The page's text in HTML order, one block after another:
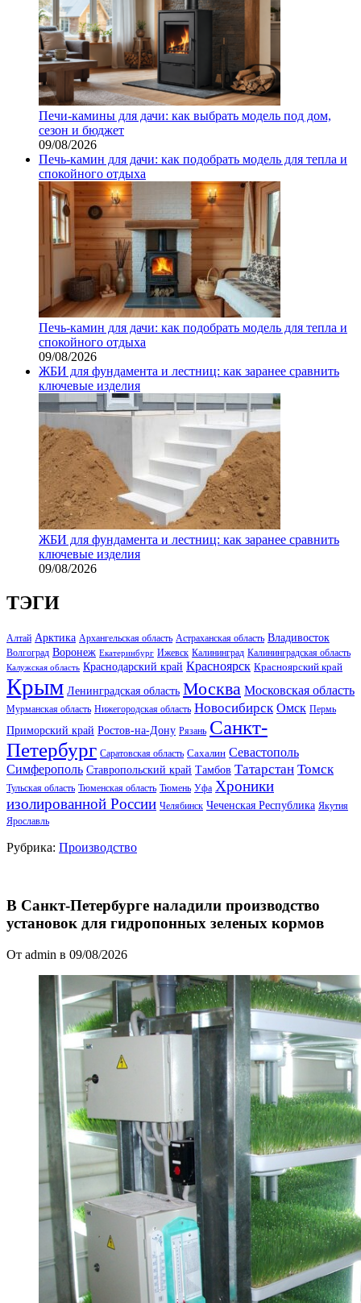
Печи-камины для дачи: как выбрать модель под дом,
сезон и бюджет
09/08/2026
Печь-камин для дачи: как подобрать модель для тепла и
спокойного отдыха
Печь-камин для дачи: как подобрать модель для тепла и
спокойного отдыха
09/08/2026
ЖБИ для фундамента и лестниц: как заранее сравнить
ключевые изделия
ЖБИ для фундамента и лестниц: как заранее сравнить
ключевые изделия
09/08/2026
ТЭГИ
Алтай Арктика Архангельская область Астраханская область Владивосток
Волгоград Воронеж Екатеринбург Ижевск Калининград Калининградская область
Калужская область Краснодарский край Красноярск Красноярский край
Крым Ленинградская область Москва Московская область
Мурманская область Нижегородская область Новосибирск Омск Пермь
Приморский край Ростов-на-Дону Рязань Санкт-
Петербург Саратовская область Сахалин Севастополь
Симферополь Ставропольский край Тамбов Татарстан Томск
Тульская область Тюменская область Тюмень Уфа Хроники
изолированной России Челябинск Чеченская Республика Якутия
Ярославль
Рубрика: Производство
В Санкт-Петербурге наладили производство
установок для гидропонных зеленых кормов
От admin в 09/08/2026